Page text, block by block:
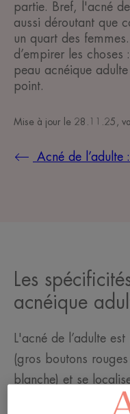
partie. Bref, l'acné
aussi déroutant que
un quart des
d’empirer les
peau acnéique
point.
Mise à jour le 28.11.25 ,
Acné de l’adulte
Les
acnéique
L'acné de l’adulte
(gros boutons
blanche) et se
mâchoire et dans le